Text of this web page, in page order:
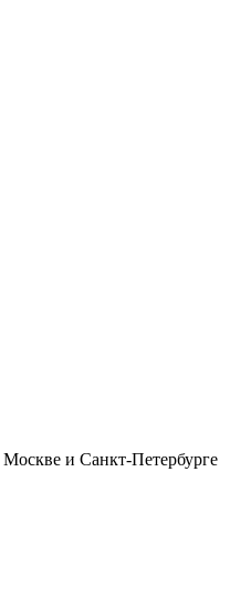
и Санкт-Петербурге